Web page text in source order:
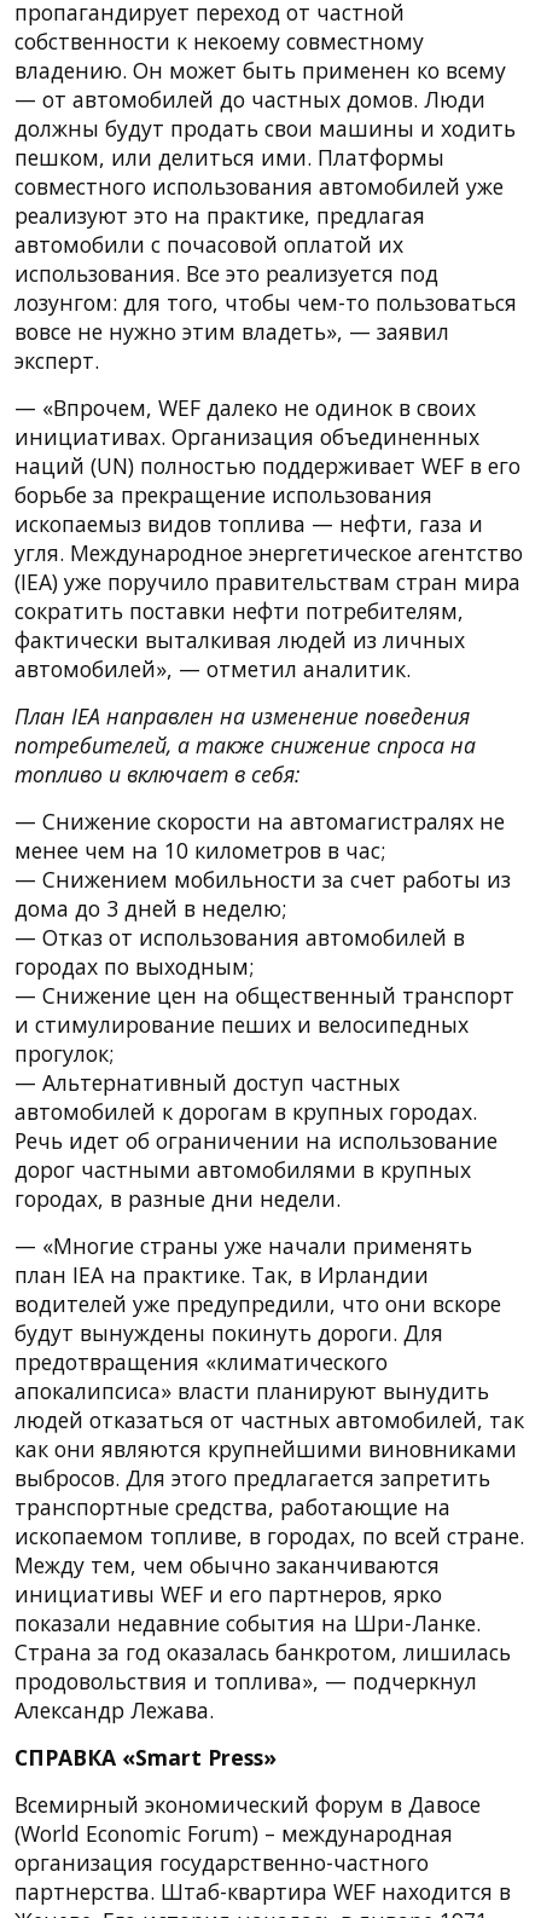
пропагандирует переход от частной
собственности к некоему совместному
владению. Он может быть применен ко всему
— от автомобилей до частных домов. Люди
должны будут продать свои машины и ходить
пешком, или делиться ими. Платформы
совместного использования автомобилей уже
реализуют это на практике, предлагая
автомобили с почасовой оплатой их
использования. Все это реализуется под
лозунгом: для того, чтобы чем-то пользоваться
вовсе не нужно этим владеть», — заявил
эксперт.
— «Впрочем, WEF далеко не одинок в своих
инициативах. Организация объединенных
наций (UN) полностью поддерживает WEF в его
борьбе за прекращение использования
ископаемыз видов топлива — нефти, газа и
угля. Международное энергетическое агентство
(IEA) уже поручило правительствам стран мира
сократить поставки нефти потребителям,
фактически выталкивая людей из личных
автомобилей», — отметил аналитик.
План IEA направлен на изменение поведения
потребителей, а также снижение спроса на
топливо и включает в себя:
— Снижение скорости на автомагистралях не
менее чем на 10 километров в час;
— Снижением мобильности за счет работы из
дома до 3 дней в неделю;
— Отказ от использования автомобилей в
городах по выходным;
— Снижение цен на общественный транспорт
и стимулирование пеших и велосипедных
прогулок;
— Альтернативный доступ частных
автомобилей к дорогам в крупных городах.
Речь идет об ограничении на использование
дорог частными автомобилями в крупных
городах, в разные дни недели.
— «Многие страны уже начали применять
план IEA на практике. Так, в Ирландии
водителей уже предупредили, что они вскоре
будут вынуждены покинуть дороги. Для
предотвращения «климатического
апокалипсиса» власти планируют вынудить
людей отказаться от частных автомобилей, так
как они являются крупнейшими виновниками
выбросов. Для этого предлагается запретить
транспортные средства, работающие на
ископаемом топливе, в городах, по всей стране.
Между тем, чем обычно заканчиваются
инициативы WEF и его партнеров, ярко
показали недавние события на Шри-Ланке.
Страна за год оказалась банкротом, лишилась
продовольствия и топлива», — подчеркнул
Александр Лежава.
СПРАВКА «Smart Press»
Всемирный экономический форум в Давосе
(World Economic Forum) – международная
организация государственно-частного
партнерства. Штаб-квартира WEF находится в